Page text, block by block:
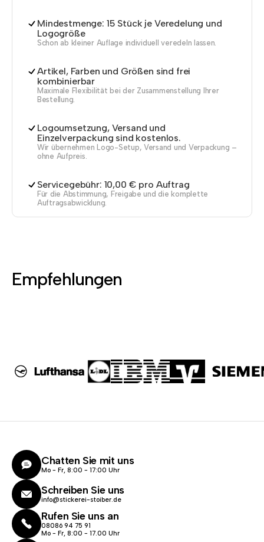
Mindestmenge: 15 Stück je Veredelung und
Logogröße
Schon ab kleiner Auflage individuell veredeln lassen.
Artikel, Farben und Größen sind frei
kombinierbar
Maximale Flexibilität bei der Zusammenstellung Ihrer
Bestellung.
Logoumsetzung, Versand und
Einzelverpackung sind kostenlos.
Wir übernehmen Logo-Setup, Versand und Verpackung –
ohne Aufpreis.
Servicegebühr: 10,00 € pro Auftrag
Für die Abstimmung, Freigabe und die komplette
Auftragsabwicklung.
Empfehlungen
Chatten Sie mit uns
Mo - Fr, 8:00 - 17:00 Uhr
Schreiben Sie uns
info@stickerei-stoiber.de
Rufen Sie uns an
08086 94 75 91
Mo - Fr, 8:00 - 17.00 Uhr